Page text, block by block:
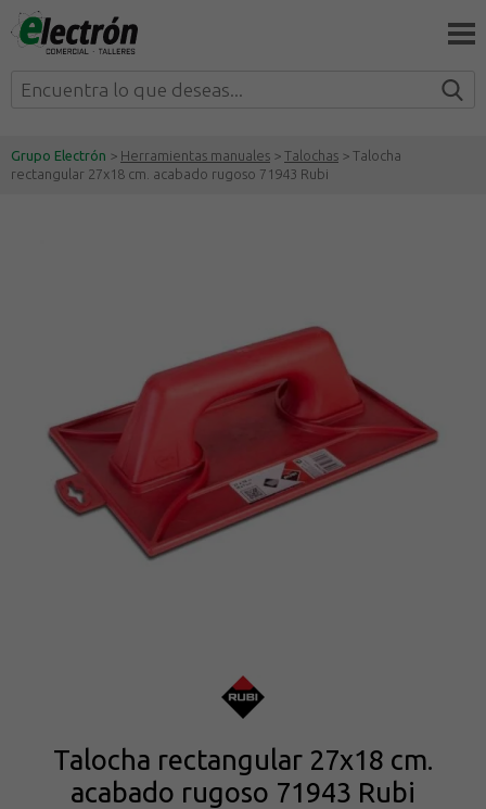
Grupo Electrón > Herramientas manuales > Talochas > Talocha
rectangular 27x18 cm. acabado rugoso 71943 Rubi
Talocha rectangular 27x18 cm.
acabado rugoso 71943 Rubi